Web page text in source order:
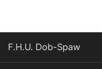
F.H.U. Dob-Spaw